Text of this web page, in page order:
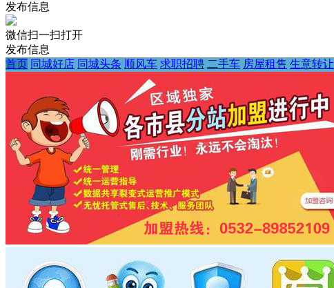
发布信息
微信扫一扫打开
发布信息
首页 同城好店 同城头条 顺风车 求职招聘 二手车 房屋租售 生意转让